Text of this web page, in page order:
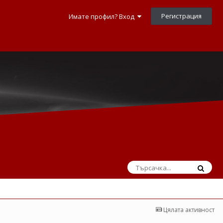
Имате профил? Вход Регистрация
Цялата активност